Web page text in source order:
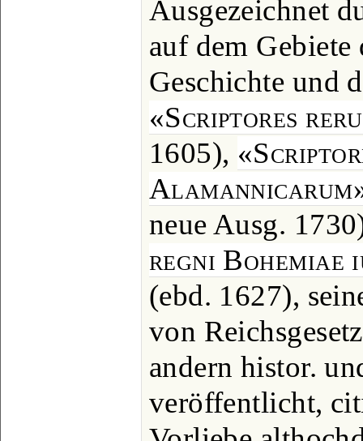
Ausgezeichnet
auf dem
Geschichte und
«Scriptores
1605),
neue Ausg.
regni
(ebd. 1627),
von
andern histor.
veröffentlicht,